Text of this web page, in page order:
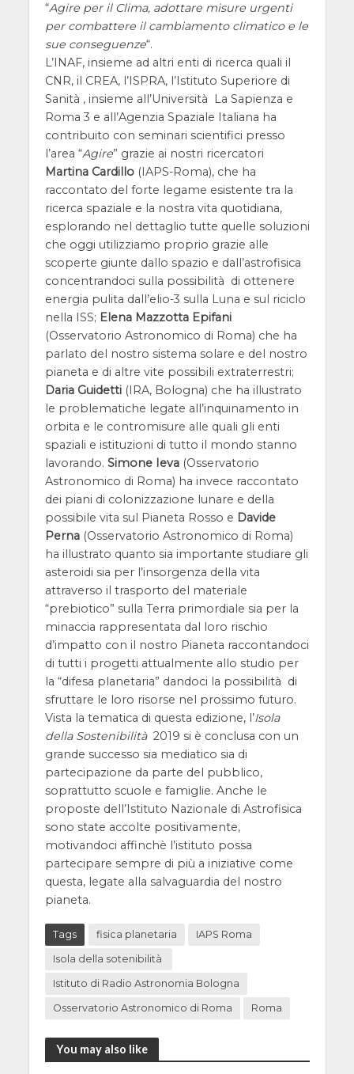
“Agire per il Clima, adottare misure urgenti
per combattere il cambiamento climatico e le
sue conseguenze“.
L’INAF, insieme ad altri enti di ricerca quali il
CNR, il CREA, l’ISPRA, l’Istituto Superiore di
Sanità , insieme all’Università La Sapienza e
Roma 3 e all’Agenzia Spaziale Italiana ha
contribuito con seminari scientifici presso
l’area “Agire” grazie ai nostri ricercatori
Martina Cardillo(IAPS-Roma), che ha
raccontato del forte legame esistente tra la
ricerca spaziale e la nostra vita quotidiana,
esplorando nel dettaglio tutte quelle soluzioni
che oggi utilizziamo proprio grazie alle
scoperte giunte dallo spazio e dall’astrofisica
concentrandoci sulla possibilità di ottenere
energia pulita dall’elio-3 sulla Luna e sul riciclo
nella ISS; Elena Mazzotta Epifani
(Osservatorio Astronomico di Roma) che ha
parlato del nostro sistema solare e del nostro
pianeta e di altre vite possibili extraterrestri;
Daria Guidetti(IRA, Bologna) che ha illustrato
le problematiche legate all’inquinamento in
orbita e le contromisure alle quali gli enti
spaziali e istituzioni di tutto il mondo stanno
lavorando. Simone Ieva(Osservatorio
Astronomico di Roma) ha invece raccontato
dei piani di colonizzazione lunare e della
possibile vita sul Pianeta Rosso e Davide
Perna(Osservatorio Astronomico di Roma)
ha illustrato quanto sia importante studiare gli
asteroidi sia per l’insorgenza della vita
attraverso il trasporto del materiale
“prebiotico” sulla Terra primordiale sia per la
minaccia rappresentata dal loro rischio
d’impatto con il nostro Pianeta raccontandoci
di tutti i progetti attualmente allo studio per
la “difesa planetaria” dandoci la possibilità di
sfruttare le loro risorse nel prossimo futuro.
Vista la tematica di questa edizione, l’Isola
della Sostenibilità 2019 si è conclusa con un
grande successo sia mediatico sia di
partecipazione da parte del pubblico,
soprattutto scuole e famiglie. Anche le
proposte dell’Istituto Nazionale di Astrofisica
sono state accolte positivamente,
motivandoci affinchè l’istituto possa
partecipare sempre di più a iniziative come
questa, legate alla salvaguardia del nostro
pianeta.
Tags fisica planetaria IAPS Roma
Isola della sotenibilità
Istituto di Radio Astronomia Bologna
Osservatorio Astronomico di Roma Roma
You may also like